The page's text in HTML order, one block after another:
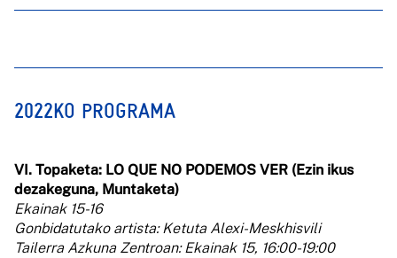
2022KO PROGRAMA
VI. Topaketa: LO QUE NO PODEMOS VER (Ezin ikus
dezakeguna, Muntaketa)
Ekainak 15-16
Gonbidatutako artista: Ketuta Alexi-Meskhisvili
Tailerra Azkuna Zentroan: Ekainak 15, 16:00-19:00